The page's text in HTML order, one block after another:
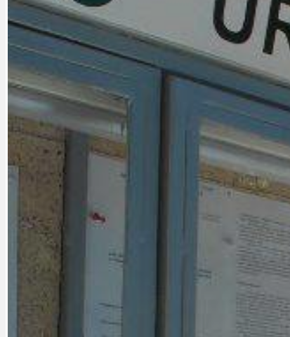
AKTUALITY
BÁSNĚ. FEJETONY. SATIRA
CYKLOVÝLETY
DATA A VÝROČÍ
DEZINFORMACE
JEDNOU